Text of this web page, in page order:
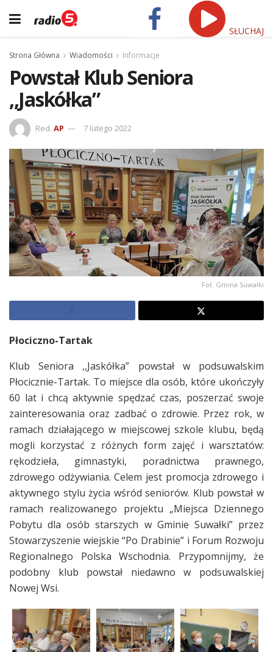
SŁUCHAJ
Strona Główna Wiadomości Informacje
Powstał Klub Seniora
,,Jaskółka”
Red. AP 7 lutego 2022
Fot. Gmina Suwałki
Płociczno-Tartak
Klub Seniora ,,Jaskółka” powstał w podsuwalskim
Płocicznie-Tartak. To miejsce dla osób, które ukończyły
60 lat i chcą aktywnie spędzać czas, poszerzać swoje
zainteresowania oraz zadbać o zdrowie. Przez rok, w
ramach działającego w miejscowej szkole klubu, będą
mogli korzystać z różnych form zajęć i warsztatów:
rękodzieła, gimnastyki, poradnictwa prawnego,
zdrowego odżywiania. Celem jest promocja zdrowego i
aktywnego stylu życia wśród seniorów. Klub powstał w
ramach realizowanego projektu „Miejsca Dziennego
Pobytu dla osób starszych w Gminie Suwałki” przez
Stowarzyszenie wiejskie “Po Drabinie” i Forum Rozwoju
Regionalnego Polska Wschodnia. Przypomnijmy, że
podobny klub powstał niedawno w podsuwalskiej
Nowej Wsi.